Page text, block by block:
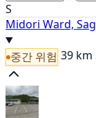
S
Midori Ward,
중간 위험 39 km